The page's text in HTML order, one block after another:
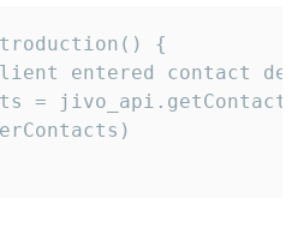
{
entered contact
=